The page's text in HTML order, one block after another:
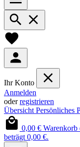
Ihr Konto
Anmelden
oderregistrieren
Übersicht Persönliches
0,00 € Warenkorb
beträgt 0,00 €.